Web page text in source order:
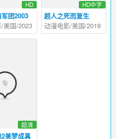
团2003
HD
美国/2023
超人之死而复生
HD中字
动漫电影/美国/2019
美梦成真
超清